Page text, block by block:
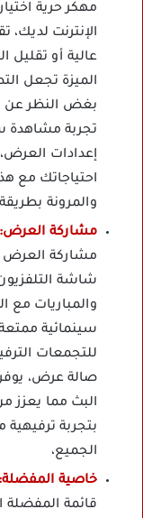
مهكر حرية
الإنترنت لديك،
عالية أو تقليل
الميزة تجعل
تجربة مشاهدة
إعدادات
احتياجاتك مع
والمرونة
مشاركة العرض:
مشاركة العرض
شاشة
والمباريات مع
سينمائية
للتجمعات
البث مما يعزز
بتجربة ترفيهية
الجميع،
خاصية المفضلة:
قائمة المفضلة